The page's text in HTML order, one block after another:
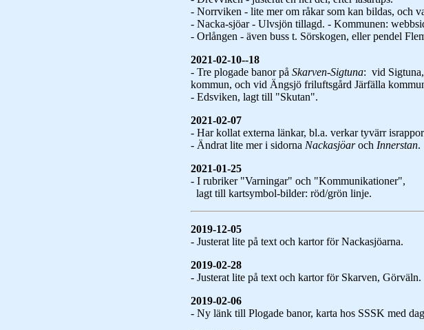
- Norrviken - lite mer om råkar som kan bildas, och
- Nacka-sjöar - Ulvsjön tillagd. - Kommunen:
- Orlången - även buss t. Sörskogen, eller pendel
2021-02-10--18
- Tre plogade banor på Skarven-Sigtuna: vid
kommun, och vid Ängsjö friluftsgård Järfälla
- Edsviken, lagt till "Skutan".
2021-02-07
- Har kollat externa länkar, bl.a. verkar tyvärr
- Ändrat lite mer i sidorna Nackasjöaroch Innerstan.
2021-01-25
- I rubriker "Varningar" och "Kommunikationer",
lagt till kartsymbol-bilder: röd/grön linje.
2019-12-05
- Justerat lite på text och kartor för Nackasjöarna.
2019-02-28
- Justerat lite på text och kartor för Skarven, Görväln.
2019-02-06
- Ny länk till Plogade banor, karta hos SSSK med